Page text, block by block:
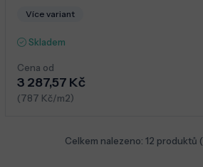
Více variant
Skladem
Cena od
3 287,57 Kč
(787 Kč/m2)
Celkem nalezeno: 12 produktů (